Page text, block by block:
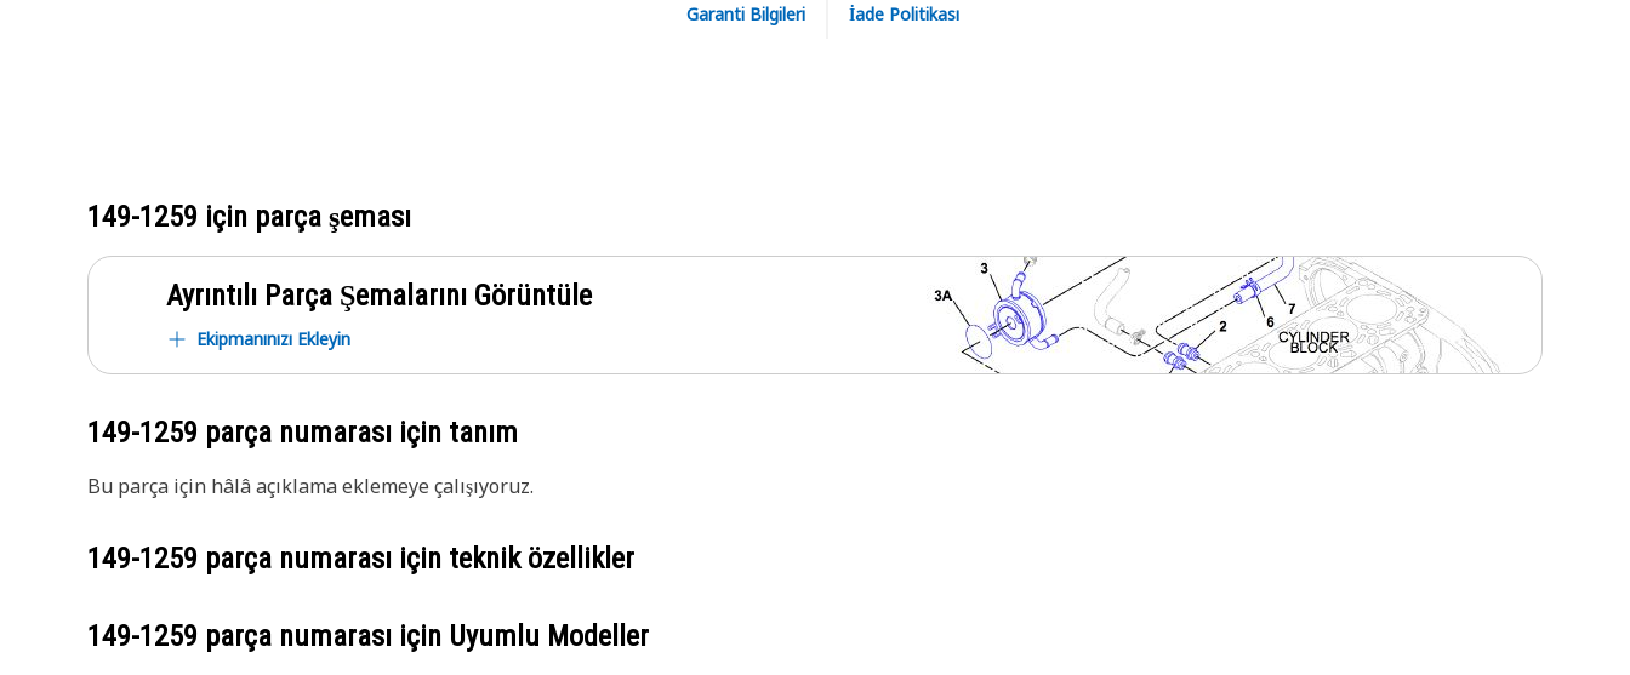
Garanti Bilgileri İade Politikası
149-1259 için parça şeması
Ayrıntılı Parça Şemalarını Görüntüle
Ekipmanınızı Ekleyin
149-1259 parça numarası için tanım
Bu parça için hâlâ açıklama eklemeye çalışıyoruz.
149-1259 parça numarası için teknik özellikler
149-1259 parça numarası için Uyumlu Modeller